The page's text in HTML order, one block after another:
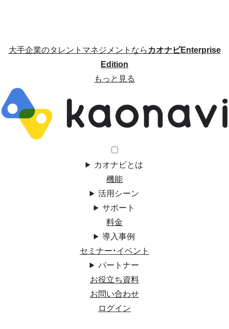
大手企業のタレントマネジメントならカオナビEnterprise
Edition
もっと見る
カオナビとは
機能
活用シーン
サポート
料金
導入事例
セミナー・イベント
パートナー
お役立ち資料
お問い合わせ
ログイン